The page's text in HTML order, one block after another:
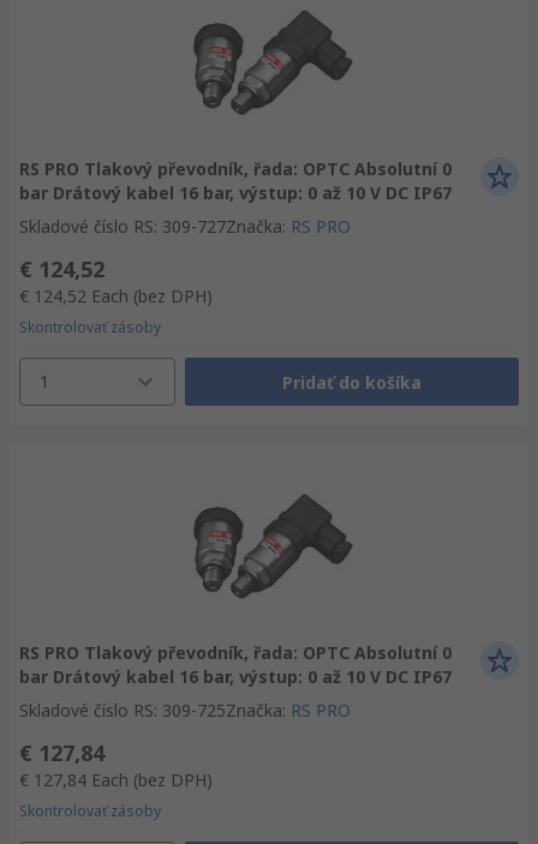
RS PRO Tlakový převodník, řada: OPTC Absolutní 0
bar Drátový kabel 16 bar, výstup: 0 až 10 V DC IP67
Skladové číslo RS: 309-727Značka: RS PRO
€ 124,52
€ 124,52 Each (bez DPH)
Skontrolovať zásoby
1 Pridať do košíka
RS PRO Tlakový převodník, řada: OPTC Absolutní 0
bar Drátový kabel 16 bar, výstup: 0 až 10 V DC IP67
Skladové číslo RS: 309-725Značka: RS PRO
€ 127,84
€ 127,84 Each (bez DPH)
Skontrolovať zásoby